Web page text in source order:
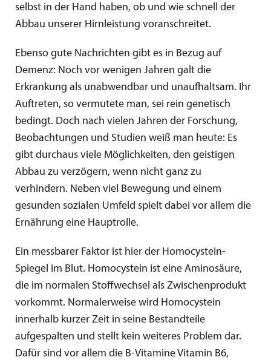
selbst in der Hand haben, ob und wie schnell der
Abbau unserer Hirnleistung voranschreitet.
Ebenso gute Nachrichten gibt es in Bezug auf
Demenz: Noch vor wenigen Jahren galt die
Erkrankung als unabwendbar und unaufhaltsam. Ihr
Auftreten, so vermutete man, sei rein genetisch
bedingt. Doch nach vielen Jahren der Forschung,
Beobachtungen und Studien weiß man heute: Es
gibt durchaus viele Möglichkeiten, den geistigen
Abbau zu verzögern, wenn nicht ganz zu
verhindern. Neben viel Bewegung und einem
gesunden sozialen Umfeld spielt dabei vor allem die
Ernährung eine Hauptrolle.
Ein messbarer Faktor ist hier der Homocystein-
Spiegel im Blut. Homocystein ist eine Aminosäure,
die im normalen Stoffwechsel als Zwischenprodukt
vorkommt. Normalerweise wird Homocystein
innerhalb kurzer Zeit in seine Bestandteile
aufgespalten und stellt kein weiteres Problem dar.
Dafür sind vor allem die B-Vitamine Vitamin B6,